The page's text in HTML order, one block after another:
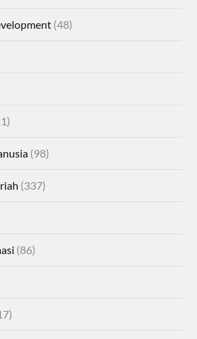
(48)
(98)
(337)
(86)